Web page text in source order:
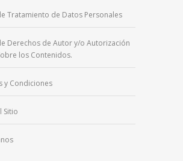
Tratamiento de Datos Personales
Derechos de Autor y/o Autorización
los Contenidos.
y Condiciones
Sitio